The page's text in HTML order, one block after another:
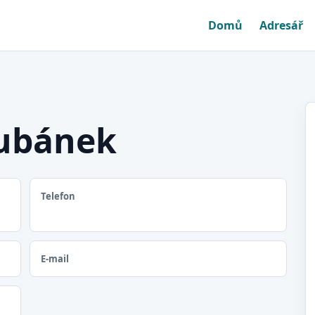
Domů Adresář
Telefon
E-mail